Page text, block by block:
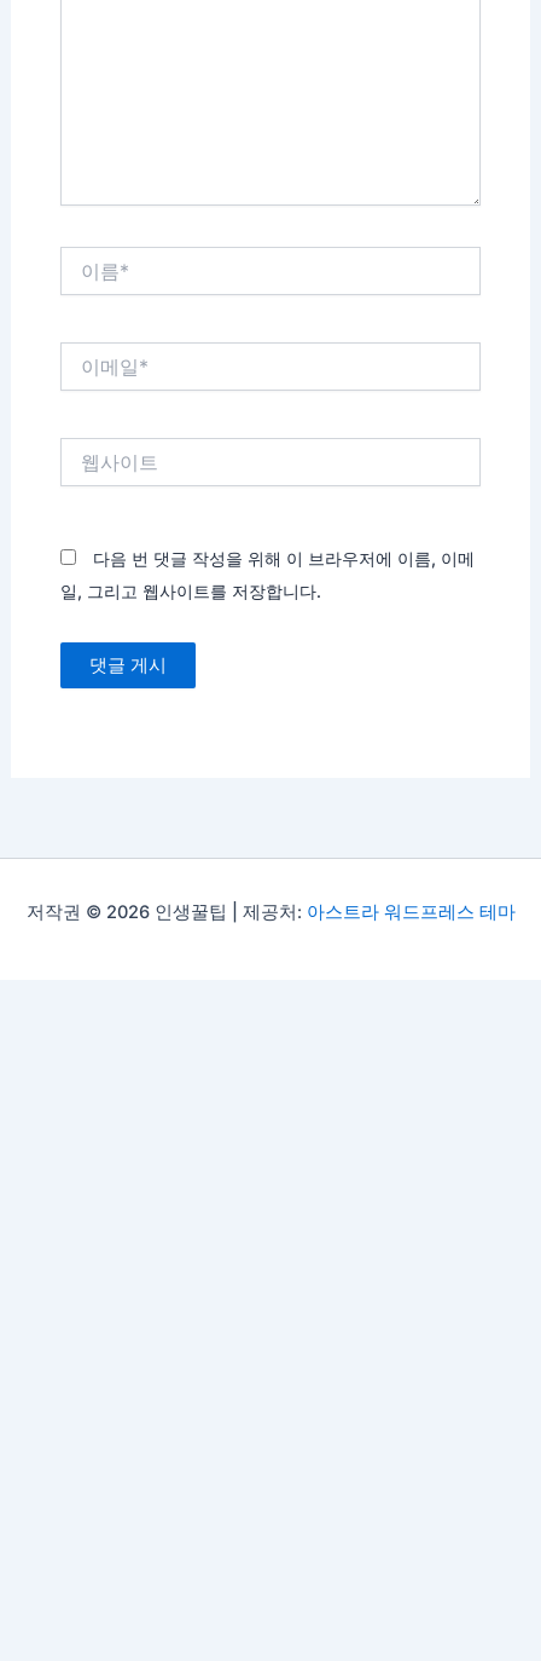
다음 번 댓글 작성을 위해 이 브라우저에 이름, 이메
일, 그리고 웹사이트를 저장합니다.
저작권 © 2026 인생꿀팁 | 제공처: 아스트라 워드프레스 테마